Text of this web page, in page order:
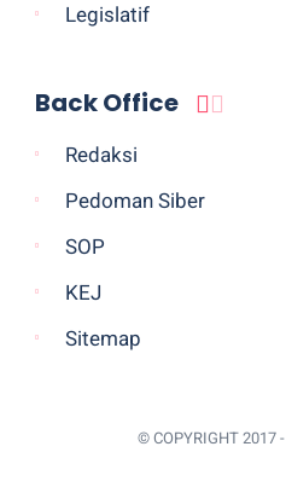
Legislatif
Back Office
Redaksi
Pedoman Siber
SOP
KEJ
Sitemap
© COPYRIGHT 2017 -